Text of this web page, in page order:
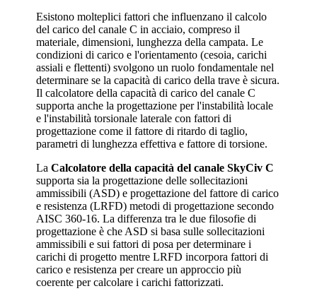
Esistono molteplici fattori che influenzano il calcolo
del carico del canale C in acciaio, compreso il
materiale, dimensioni, lunghezza della campata. Le
condizioni di carico e l'orientamento (cesoia, carichi
assiali e flettenti) svolgono un ruolo fondamentale nel
determinare se la capacità di carico della trave è sicura.
Il calcolatore della capacità di carico del canale C
supporta anche la progettazione per l'instabilità locale
e l'instabilità torsionale laterale con fattori di
progettazione come il fattore di ritardo di taglio,
parametri di lunghezza effettiva e fattore di torsione.
LaCalcolatore della capacità del canale SkyCiv C
supporta sia la progettazione delle sollecitazioni
ammissibili (ASD) e progettazione del fattore di carico
e resistenza (LRFD) metodi di progettazione secondo
AISC 360-16. La differenza tra le due filosofie di
progettazione è che ASD si basa sulle sollecitazioni
ammissibili e sui fattori di posa per determinare i
carichi di progetto mentre LRFD incorpora fattori di
carico e resistenza per creare un approccio più
coerente per calcolare i carichi fattorizzati.